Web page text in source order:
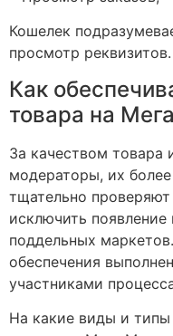
Кошелек
просмотр реквизитов.
Как
товара на Мега
За качеством товара
модераторы, их
тщательно
исключить
поддельных
обеспечения
участниками
На какие виды и